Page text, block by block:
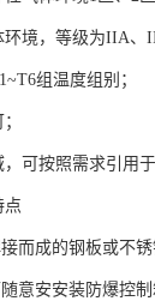
境，等级为IIA、
组温度组别；
可按照需求引用
点
而成的钢板或不
意安安装防爆控制